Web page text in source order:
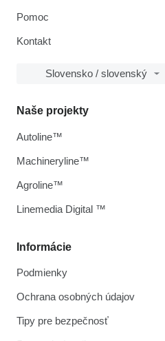
Pomoc
Kontakt
Slovensko / slovenský
Informácie
Podmienky
Ochrana osobných údajov
Tipy pre bezpečnosť
Naše projekty
Autoline™
Machineryline™
Agroline™
Linemedia Digital ™